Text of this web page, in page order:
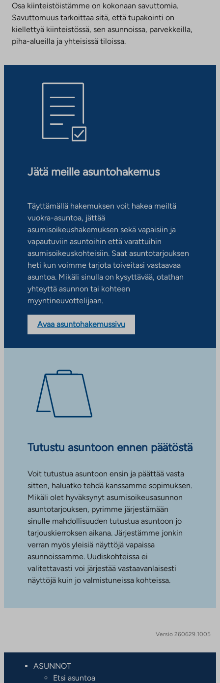
Osa kiinteistöistämme on kokonaan savuttomia.
Savuttomuus tarkoittaa sitä, että tupakointi on
kiellettyä kiinteistössä, sen asunnoissa, parvekkeilla,
piha-alueilla ja yhteisissä tiloissa.
Jätä meille asuntohakemus
Täyttämällä hakemuksen voit hakea meiltä
vuokra-asuntoa, jättää
asumisoikeushakemuksen sekä vapaisiin ja
vapautuviin asuntoihin että varattuihin
asumisoikeuskohteisiin. Saat asuntotarjouksen
heti kun voimme tarjota toiveitasi vastaavaa
asuntoa. Mikäli sinulla on kysyttävää, otathan
yhteyttä asunnon tai kohteen
myyntineuvottelijaan.
Avaa asuntohakemussivu
Tutustu asuntoon ennen päätöstä
Voit tutustua asuntoon ensin ja päättää vasta
sitten, haluatko tehdä kanssamme sopimuksen.
Mikäli olet hyväksynyt asumisoikeusasunnon
asuntotarjouksen, pyrimme järjestämään
sinulle mahdollisuuden tutustua asuntoon jo
tarjouskierroksen aikana. Järjestämme jonkin
verran myös yleisiä näyttöjä vapaissa
asunnoissamme. Uudiskohteissa ei
valitettavasti voi järjestää vastaavanlaisesti
näyttöjä kuin jo valmistuneissa kohteissa.
Versio 260629.1005
ASUNNOT
Etsi asuntoa